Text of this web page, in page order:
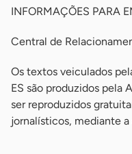
INFORMAÇÕES PARA
Central de
Os textos veiculados
ES são produzidos pela
ser reproduzidos
jornalísticos, mediante